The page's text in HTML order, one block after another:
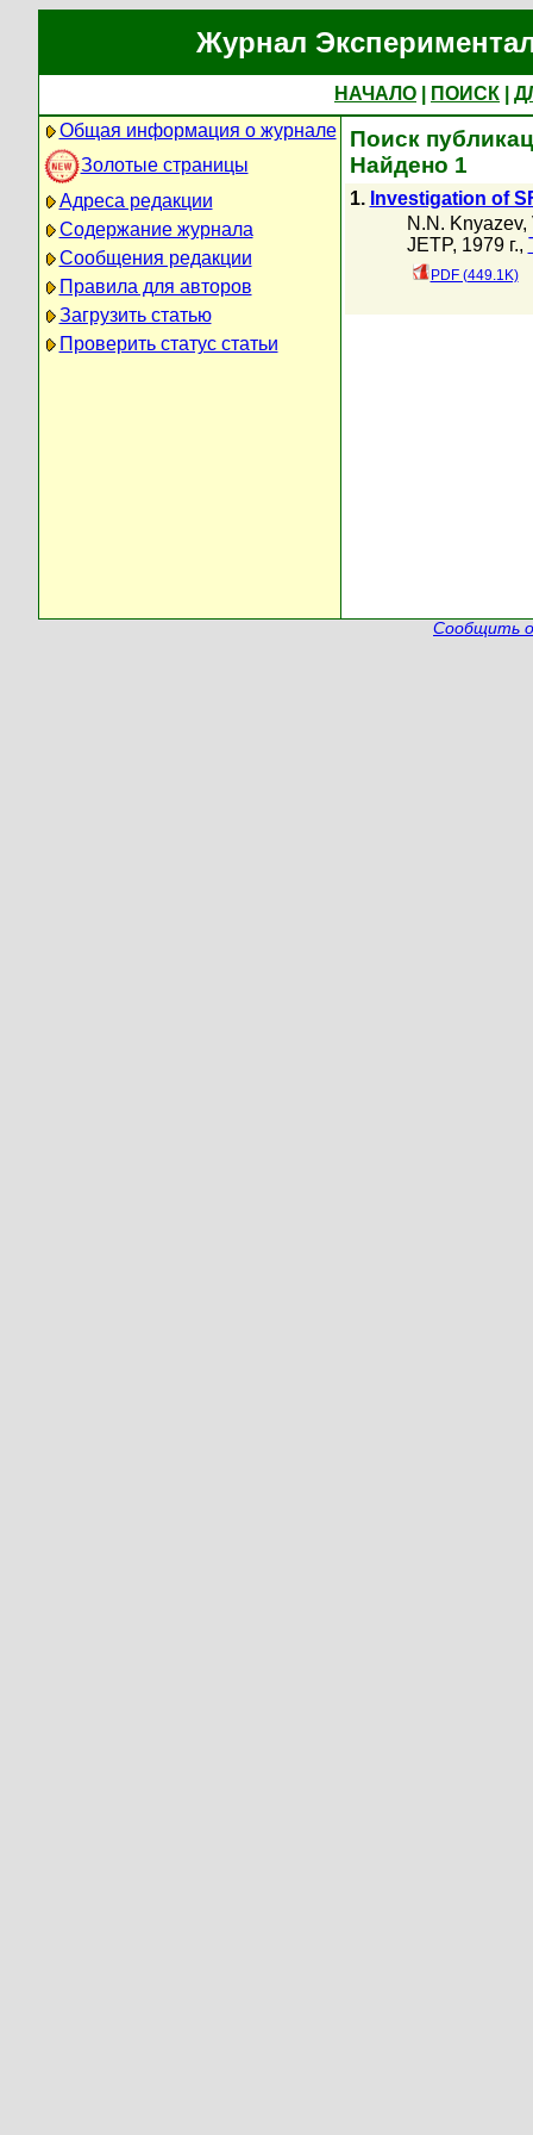
Журнал
НАЧАЛО ПОИСК
Общая информация о журнале
Золотые страницы
Адреса редакции
Содержание журнала
Сообщения редакции
Правила для авторов
Загрузить статью
Проверить статус статьи
Поиск
Найдено 1
1. Investigation of
N.N. Knyazev,
JETP, 1979 г.,
PDF (449.1K)
Сообщить о